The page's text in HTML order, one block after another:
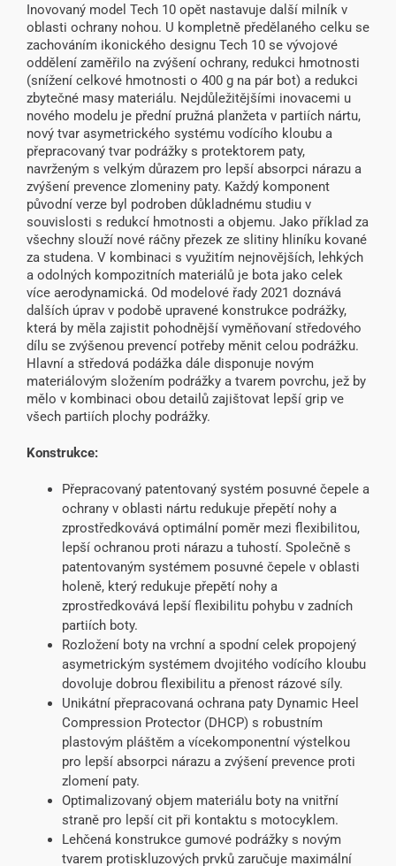
Inovovaný model Tech 10 opět nastavuje další milník v
oblasti ochrany nohou. U kompletně předělaného celku se
zachováním ikonického designu Tech 10 se vývojové
oddělení zaměřilo na zvýšení ochrany, redukci hmotnosti
(snížení celkové hmotnosti o 400 g na pár bot) a redukci
zbytečné masy materiálu. Nejdůležitějšími inovacemi u
nového modelu je přední pružná planžeta v partiích nártu,
nový tvar asymetrického systému vodícího kloubu a
přepracovaný tvar podrážky s protektorem paty,
navrženým s velkým důrazem pro lepší absorpci nárazu a
zvýšení prevence zlomeniny paty. Každý komponent
původní verze byl podroben důkladnému studiu v
souvislosti s redukcí hmotnosti a objemu. Jako příklad za
všechny slouží nové ráčny přezek ze slitiny hliníku kované
za studena. V kombinaci s využitím nejnovějších, lehkých
a odolných kompozitních materiálů je bota jako celek
více aerodynamická. Od modelové řady 2021 doznává
dalších úprav v podobě upravené konstrukce podrážky,
která by měla zajistit pohodnější vyměňovaní středového
dílu se zvýšenou prevencí potřeby měnit celou podrážku.
Hlavní a středová podážka dále disponuje novým
materiálovým složením podrážky a tvarem povrchu, jež by
mělo v kombinaci obou detailů zajištovat lepší grip ve
všech partiích plochy podrážky.
Konstrukce:
Přepracovaný patentovaný systém posuvné čepele a
ochrany v oblasti nártu redukuje přepětí nohy a
zprostředkovává optimální poměr mezi flexibilitou,
lepší ochranou proti nárazu a tuhostí. Společně s
patentovaným systémem posuvné čepele v oblasti
holeně, který redukuje přepětí nohy a
zprostředkovává lepší flexibilitu pohybu v zadních
partiích boty.
Rozložení boty na vrchní a spodní celek propojený
asymetrickým systémem dvojitého vodícího kloubu
dovoluje dobrou flexibilitu a přenost rázové síly.
Unikátní přepracovaná ochrana paty Dynamic Heel
Compression Protector (DHCP) s robustním
plastovým pláštěm a vícekomponentní výstelkou
pro lepší absorpci nárazu a zvýšení prevence proti
zlomení paty.
Optimalizovaný objem materiálu boty na vnitřní
straně pro lepší cit při kontaktu s motocyklem.
Lehčená konstrukce gumové podrážky s novým
tvarem protiskluzových prvků zaručuje maximální